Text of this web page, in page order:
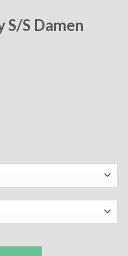
S/S Damen